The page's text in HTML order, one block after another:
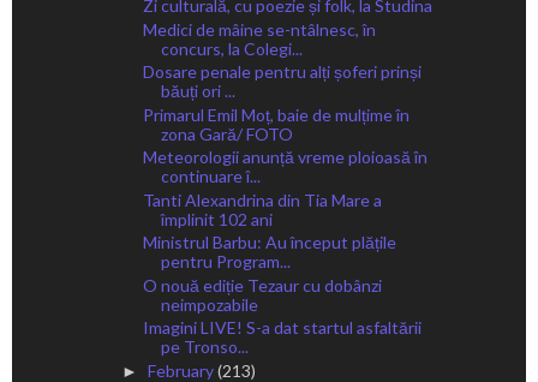
Zi culturală, cu poezie și folk, la Studina
Medici de mâine se-ntâlnesc, în
concurs, la Colegi...
Dosare penale pentru alți șoferi prinși
băuți ori ...
Primarul Emil Moț, baie de mulțime în
zona Gară/ FOTO
Meteorologii anunță vreme ploioasă în
continuare î...
Tanti Alexandrina din Tia Mare a
împlinit 102 ani
Ministrul Barbu: Au început plățile
pentru Program...
O nouă ediție Tezaur cu dobânzi
neimpozabile
Imagini LIVE! S-a dat startul asfaltării
pe Tronso...
► February(213)